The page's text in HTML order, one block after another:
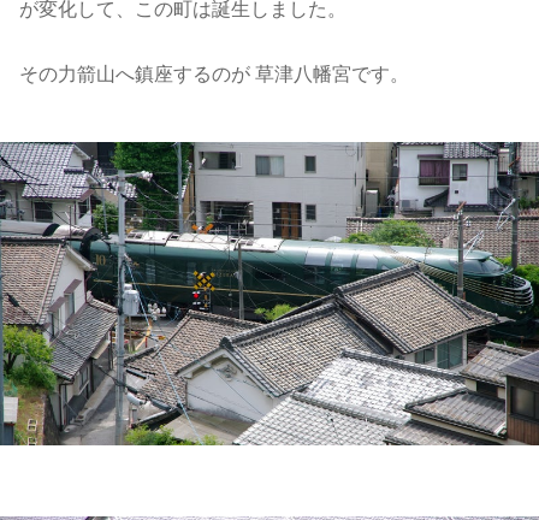
が変化して、この町は誕生しました。
その力箭山へ鎮座するのが 草津八幡宮です。